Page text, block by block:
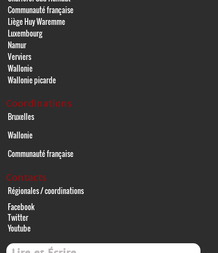
Communauté française
Liège Huy Waremme
Luxembourg
Namur
Verviers
Wallonie
Wallonie picarde
Coordinations
Bruxelles
Wallonie
Communauté française
Contacts
Régionales / coordinations
Facebook
Twitter
Youtube